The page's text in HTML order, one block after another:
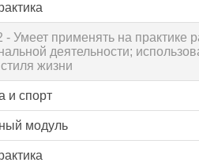
- Умеет применять на практике
деятельности;
жизни
и спорт
модуль